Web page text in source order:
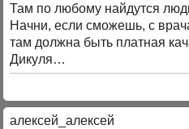
Там по любому найдутся
Начни, если сможешь, с
там должна быть платная
Дикуля…
алексей_алексей